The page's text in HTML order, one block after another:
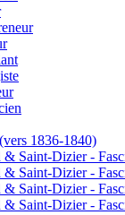
1836-1840)
& Saint-Dizier -
& Saint-Dizier -
& Saint-Dizier -
& Saint-Dizier -